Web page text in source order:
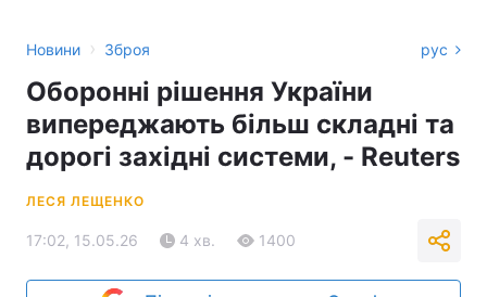
Новини › Зброя рус
Оборонні рішення України
випереджають більш складні та
дорогі західні системи, - Reuters
ЛЕСЯ ЛЕЩЕНКО
17:02, 15.05.26 4 хв. 1400